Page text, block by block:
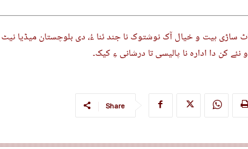
ساڑی ہیت و خیال آک نوشتوک نا جند ئنا ءُ، دی بلوچستان میڈیا نیٹ
کن دا ادارہ نا پالیسی تا درشانی ءِ کیک۔
Share